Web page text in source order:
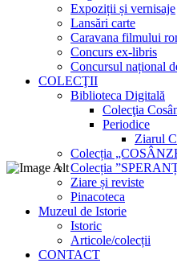
Expoziții și vernisaje
Lansări carte
Caravana filmului
Concurs ex-libris
Concursul național
COLECŢII
Biblioteca Digitală
Colecţia
Periodice
Ziarul
Colecția
Colecția
Ziare și reviste
Pinacoteca
Muzeul de Istorie
Istoric
Articole/colecții
CONTACT